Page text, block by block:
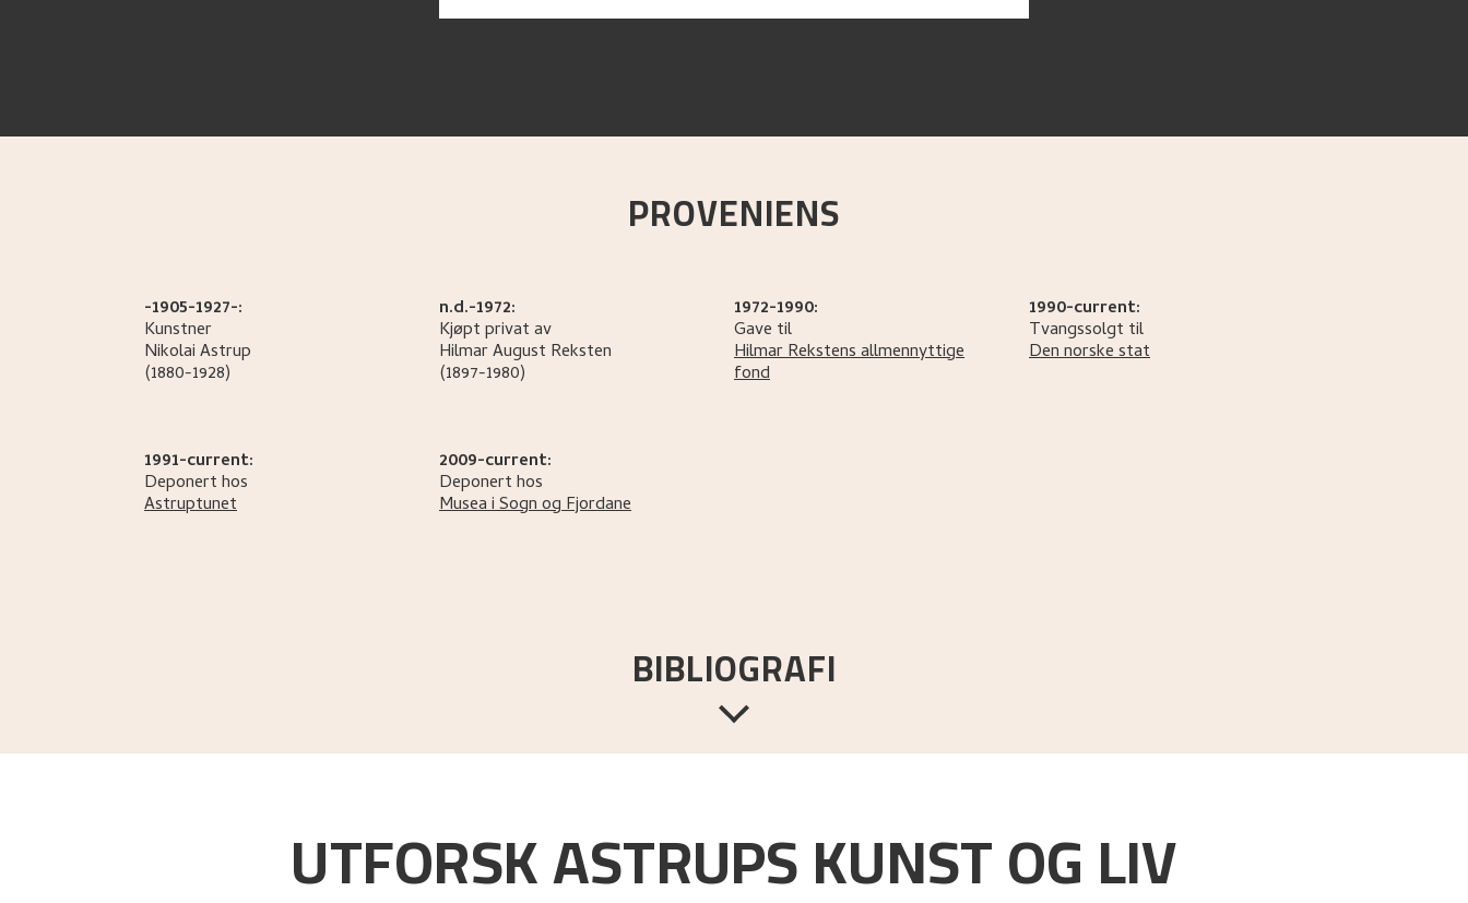
PROVENIENS
-1905-1927-:
Kunstner
NikolaiAstrup
(1880-1928)
n.d.-1972:
Kjøpt privat av
Hilmar August Reksten
(1897-1980)
1972-1990:
Gave til
Hilmar Rekstens allmennyttige
fond
1990-current:
Tvangssolgt til
Den norske stat
1991-current:
Deponert hos
Astruptunet
2009-current:
Deponert hos
Musea i Sogn og Fjordane
BIBLIOGRAFI
UTFORSK ASTRUPS KUNST OG LIV